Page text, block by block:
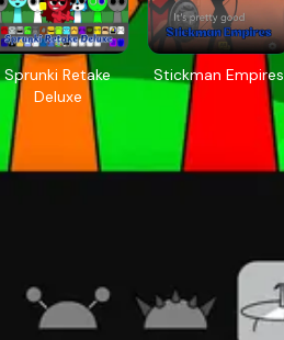
Sprunki Retake
Deluxe
Stickman Empires